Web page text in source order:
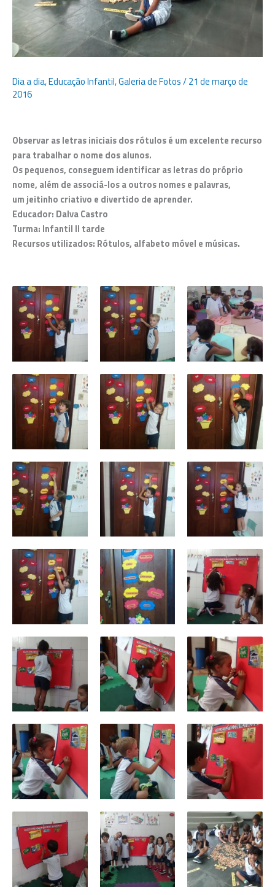
Dia a dia,Educação Infantil,Galeria de Fotos/21 de março de
2016
Observar as letras iniciais dos rótulos é um excelente recurso
para trabalhar o nome dos alunos.
Os pequenos, conseguem identificar as letras do próprio
nome, além de associá-los a outros nomes e palavras,
um jeitinho criativo e divertido de aprender.
Educador: Dalva Castro
Turma: Infantil II tarde
Recursos utilizados: Rótulos, alfabeto móvel e músicas.